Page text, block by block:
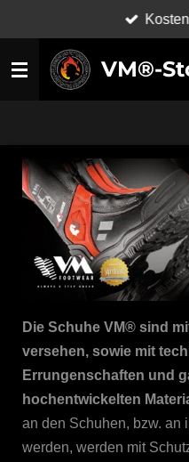
springen
VM®-
Die Schuhe VM® sind
versehen, sowie mit
Errungenschaften und
hochentwickelten
an den Schuhen, bzw. an
werden, werden mit